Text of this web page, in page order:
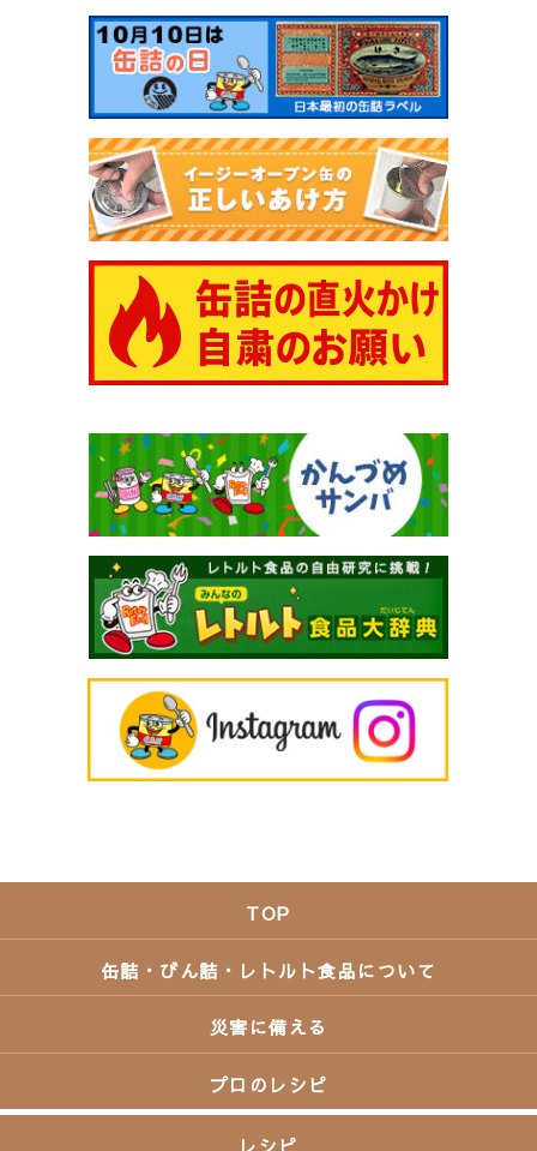
TOP
缶詰・びん詰・レトルト食品について
災害に備える
プロのレシピ
レシピ